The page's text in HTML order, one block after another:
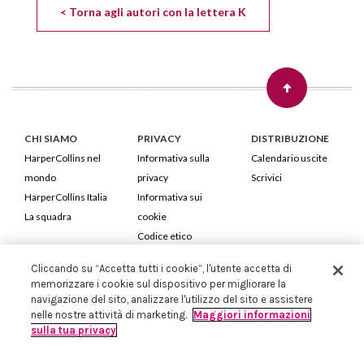
< Torna agli autori con la lettera K
CHI SIAMO
HarperCollins nel
mondo
HarperCollins Italia
La squadra
PRIVACY
Informativa sulla
privacy
Informativa sui
cookie
Codice etico
DISTRIBUZIONE
Calendario uscite
Scrivici
HarperCollins Italia S.p.A. Viale Monte Nero, 84 - 20135 Milano
Cod. Fiscale e P.IVA 05946780151 - Capitale Sociale 258.250 €
Iscritta in Milano al Registro delle imprese nr.198004 e REA nr.1051898
Cliccando su “Accetta tutti i cookie”, l'utente accetta di
memorizzare i cookie sul dispositivo per migliorare la
navigazione del sito, analizzare l'utilizzo del sito e assistere
nelle nostre attività di marketing. Maggiori informazioni
sulla tua privacy